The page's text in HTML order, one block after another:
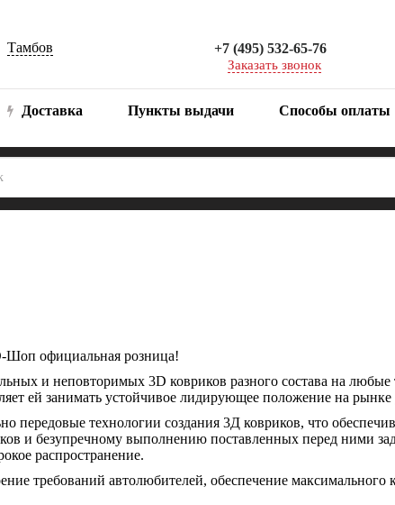
Тамбов +7 (495) 532-65-76
Заказать звонок
Доставка Пункты выдачи Способы оплаты
Шоп официальная розница!
и неповторимых 3D ковриков разного состава на
ей занимать устойчивое лидирующее положение на рынке
передовые технологии создания 3Д ковриков, что
и безупречному выполнению поставленных перед ними
распространение.
требований автолюбителей, обеспечение